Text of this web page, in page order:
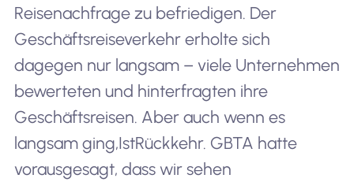
Reisenachfrage zu befriedigen. Der
Geschäftsreiseverkehr erholte sich
dagegen nur langsam – viele Unternehmen
bewerteten und hinterfragten ihre
Geschäftsreisen. Aber auch wenn es
langsam ging,IstRückkehr. GBTA hatte
vorausgesagt, dass wir sehen